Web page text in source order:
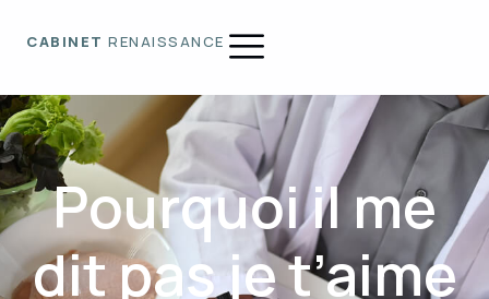
CABINET RENAISSANCE
Pourquoi il me
dit pas je t’aime